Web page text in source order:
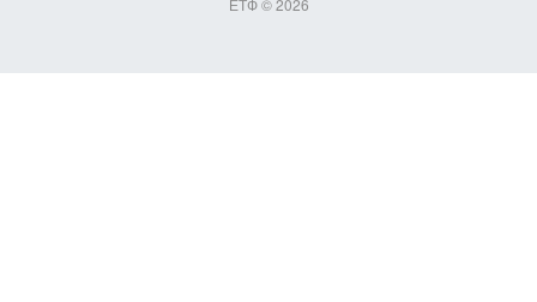
ЕТФ © 2026